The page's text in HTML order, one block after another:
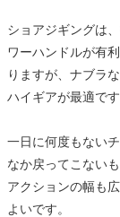
ショアジギングは
ワーハンドルが有
りますが、ナブラ
ハイギアが最適です
一日に何度もない
なか戻ってこない
アクションの幅も
よいです。